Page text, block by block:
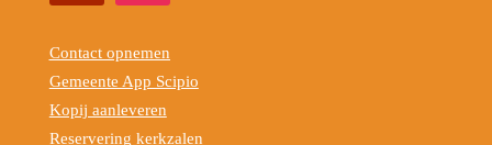
Contact opnemen
Gemeente App Scipio
Kopij aanleveren
Reservering kerkzalen